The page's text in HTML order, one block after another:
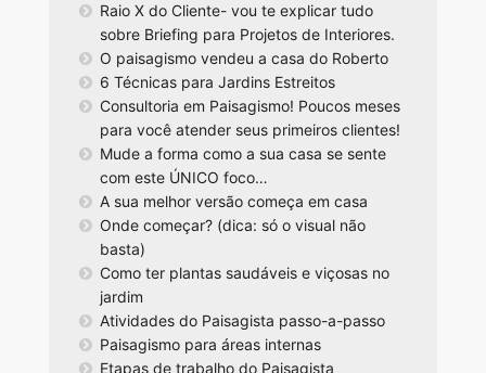
Raio X do Cliente- vou te explicar tudo
sobre Briefing para Projetos de Interiores.
O paisagismo vendeu a casa do Roberto
6 Técnicas para Jardins Estreitos
Consultoria em Paisagismo! Poucos meses
para você atender seus primeiros clientes!
Mude a forma como a sua casa se sente
com este ÚNICO foco…
A sua melhor versão começa em casa
Onde começar? (dica: só o visual não
basta)
Como ter plantas saudáveis e viçosas no
jardim
Atividades do Paisagista passo-a-passo
Paisagismo para áreas internas
Etapas de trabalho do Paisagista